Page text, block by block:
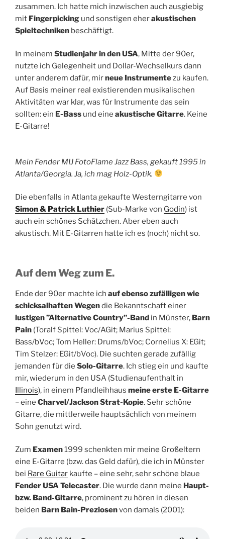
zusammen. Ich hatte mich inzwischen auch ausgiebig
mit Fingerpicking und sonstigen eherakustischen
Spieltechniken beschäftigt.
In meinem Studienjahr in den USA, Mitte der 90er,
nutzte ich Gelegenheit und Dollar-Wechselkurs dann
unter anderem dafür, mirneue Instrumentezu kaufen.
Auf Basis meiner real existierenden musikalischen
Aktivitäten war klar, was für Instrumente das sein
sollten: ein E-Bass und eine akustische Gitarre. Keine
E-Gitarre!
Mein Fender MIJ FotoFlame Jazz Bass, gekauft 1995 in
Atlanta/Georgia. Ja, ich mag Holz-Optik.
Die ebenfalls in Atlanta gekaufte Westerngitarre von
Simon & Patrick Luthier (Sub-Marke von Godin) ist
auch ein schönes Schätzchen. Aber eben auch
akustisch. Mit E-Gitarren hatte ich es (noch) nicht so.
Auf dem Weg zum E.
Ende der 90er machte ich auf ebenso zufälligen wie
schicksalhaften Wegendie Bekanntschaft einer
lustigen ”Alternative Country”-Band in Münster, Barn
Pain (Toralf Spittel: Voc/AGit; Marius Spittel:
Bass/bVoc; Tom Heller: Drums/bVoc; Cornelius X: EGit;
Tim Stelzer: EGit/bVoc). Die suchten gerade zufällig
jemanden für die Solo-Gitarre. Ich stieg ein und kaufte
mir, wiederum in den USA (Studienaufenthalt in
Illinois), in einem Pfandleihhaus meine erste E-Gitarre
– eine Charvel/Jackson Strat-Kopie. Sehr schöne
Gitarre, die mittlerweile hauptsächlich von meinem
Sohn genutzt wird.
Zum Examen1999 schenkten mir meine Großeltern
eine E-Gitarre (bzw. das Geld dafür), die ich in Münster
bei Rare Guitar kaufte – eine sehr, sehr schöne blaue
Fender USA Telecaster. Die wurde dann meine Haupt-
bzw. Band-Gitarre, prominent zu hören in diesen
beiden Barn Bain-Preziosenvon damals (2001):